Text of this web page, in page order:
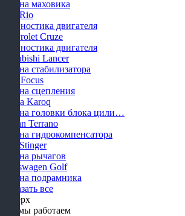
Замена маховика
KIA Rio
Диагностика двигателя
Chevrolet Cruze
Диагностика двигателя
Mitsubishi Lancer
Замена стабилизатора
Ford Focus
Замена сцепления
Skoda Karoq
Замена головки блока цили…
Nissan Terrano
Замена гидрокомпенсатора
KIA Stinger
Замена рычагов
Volkswagen Golf
Замена подрамника
Показать все
Наверх
Как мы работаем